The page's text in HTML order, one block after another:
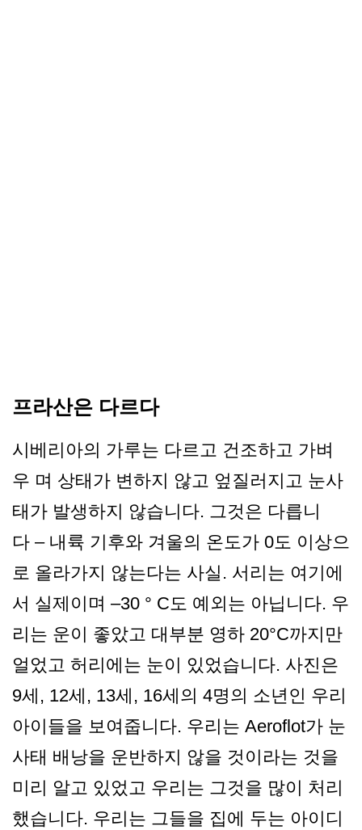
프라산은 다르다
시베리아의 가루는 다르고 건조하고 가벼
우 며 상태가 변하지 않고 엎질러지고 눈사
태가 발생하지 않습니다. 그것은 다릅니
다 – 내륙 기후와 겨울의 온도가 0도 이상으
로 올라가지 않는다는 사실. 서리는 여기에
서 실제이며 –30 ° C도 예외는 아닙니다. 우
리는 운이 좋았고 대부분 영하 20°C까지만
얼었고 허리에는 눈이 있었습니다. 사진은
9세, 12세, 13세, 16세의 4명의 소년인 우리
아이들을 보여줍니다. 우리는 Aeroflot가 눈
사태 배낭을 운반하지 않을 것이라는 것을
미리 알고 있었고 우리는 그것을 많이 처리
했습니다. 우리는 그들을 집에 두는 아이디